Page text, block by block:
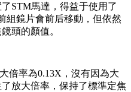
STM馬達，得益于使用了
組鏡片會前后移動，但依然
頭的顏值。
倍率為0.13X，沒有因為大
放大倍率，保持了標準定焦